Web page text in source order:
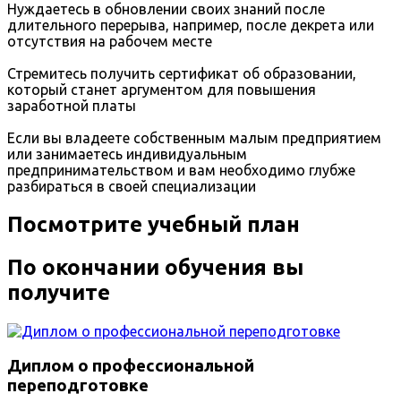
Нуждаетесь в обновлении своих знаний после
длительного перерыва, например, после декрета или
отсутствия на рабочем месте
Стремитесь получить сертификат об образовании,
который станет аргументом для повышения
заработной платы
Если вы владеете собственным малым предприятием
или занимаетесь индивидуальным
предпринимательством и вам необходимо глубже
разбираться в своей специализации
Посмотрите учебный план
По окончании обучения вы
получите
Диплом о профессиональной
переподготовке